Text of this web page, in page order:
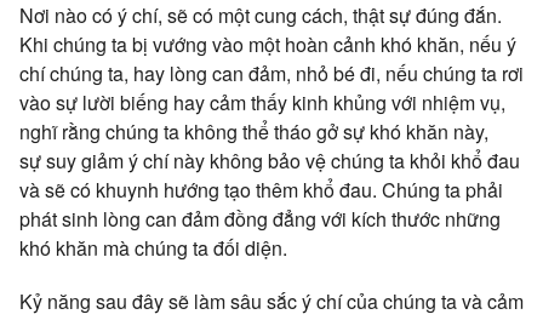
Nơi nào có ý chí, sẽ có một cung cách, thật sự đúng đắn.
Khi chúng ta bị vướng vào một hoàn cảnh khó khăn, nếu ý
chí chúng ta, hay lòng can đảm, nhỏ bé đi, nếu chúng ta rơi
vào sự lười biếng hay cảm thấy kinh khủng với nhiệm vụ,
nghĩ rằng chúng ta không thể tháo gở sự khó khăn này,
sự suy giảm ý chí này không bảo vệ chúng ta khỏi khổ đau
và sẽ có khuynh hướng tạo thêm khổ đau. Chúng ta phải
phát sinh lòng can đảm đồng đẳng với kích thước những
khó khăn mà chúng ta đối diện.
Kỷ năng sau đây sẽ làm sâu sắc ý chí của chúng ta và cảm